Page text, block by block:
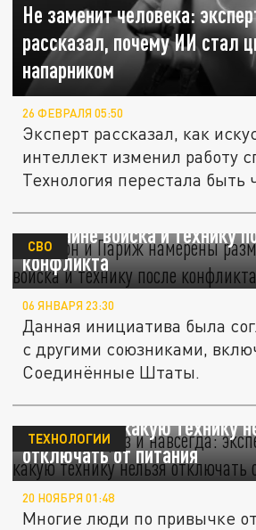
Не заменит человека:
рассказал, почему ИИ стал
напарником
26 ФЕВРАЛЯ 05:50
Эксперт рассказал, как
интеллект изменил работу
Технология перестала быть
Лондон и Париж намерены
в Украине войска и технику
конфликта
СВО
06 ЯНВАРЯ 23:30
Данная инициатива была
с другими союзниками,
Соединённые Штаты.
Запомнить раз и навсегда:
рассказали, какую технику
отключать от питания
ТЕХНОЛОГИИ
20 НОЯБРЯ 01:48
Многие люди по привычке